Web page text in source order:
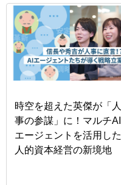
時空を超えた英傑が「人
事の参謀」に！マルチAI
エージェントを活用した
人的資本経営の新境地